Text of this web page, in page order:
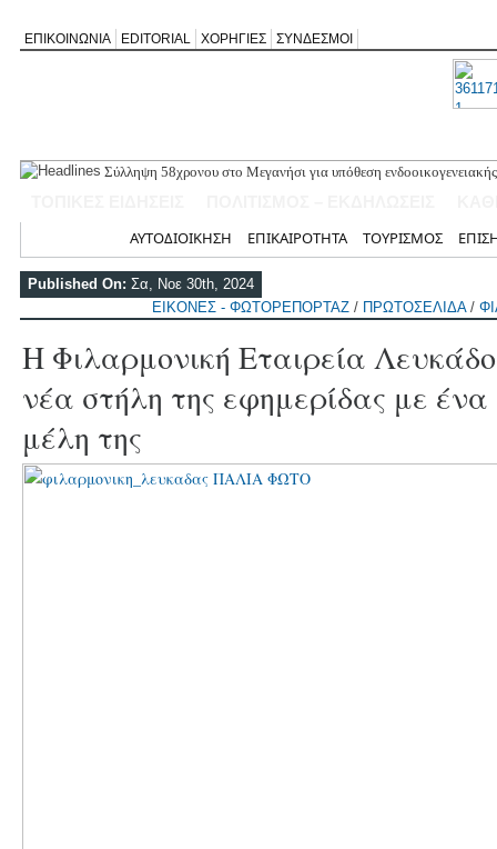
ΕΠΙΚΟΙΝΩΝΙΑ EDITORIAL ΧΟΡΗΓΙΕΣ ΣΥΝΔΕΣΜΟΙ
Σύλληψη 58χρονου στο Μεγανήσι για υπόθεση
Αφιέρωμα στον Ηλία Λογοθέτη απόψε στο Κηποθέατρο «Άγγελος
Γράμμο
ΑΥΤΟΔΙΟΙΚΗΣΗ ΕΠΙΚΑΙΡΟΤΗΤΑ ΤΟΥΡΙΣΜΟΣ
Published On: Σα, Νοε 30th, 2024
ΕΙΚΟΝΕΣ - ΦΩΤΟΡΕΠΟΡΤΑΖ / ΠΡΩΤΟΣΕΛΙΔΑ/
Η Φιλαρμονική Εταιρεία
νέα στήλη της εφημερίδας με
μέλη της